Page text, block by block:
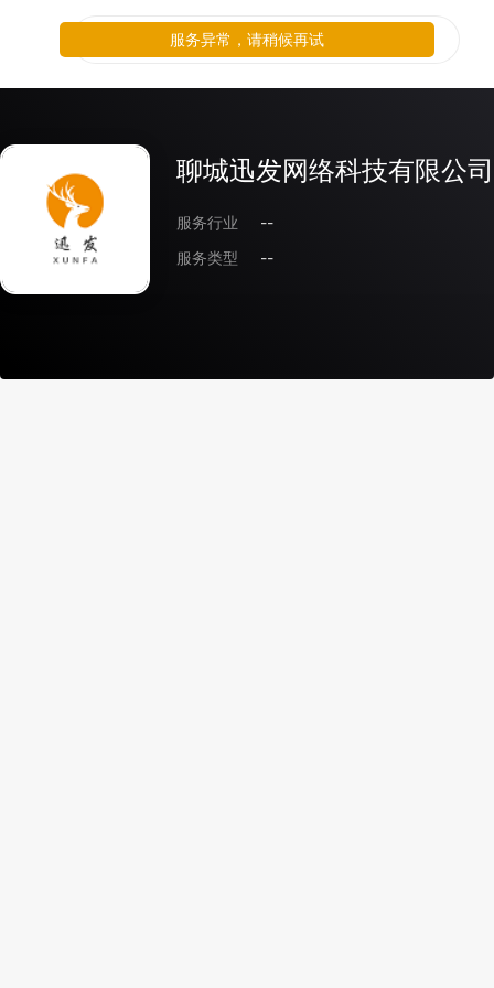
聊城迅发网络科技有限公司
服务行业
--
服务类型
--
服务异常，请稍候再试